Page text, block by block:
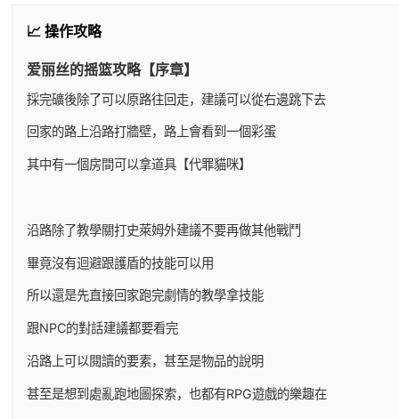
📈 操作攻略
爱丽丝的摇篮攻略【序章】
採完礦後除了可以原路往回走，建議可以從右邊跳下去
回家的路上沿路打牆壁，路上會看到一個彩蛋
其中有一個房間可以拿道具【代罪貓咪】
沿路除了教學關打史萊姆外建議不要再做其他戰鬥
畢竟沒有迴避跟護盾的技能可以用
所以還是先直接回家跑完劇情的教學拿技能
跟NPC的對話建議都要看完
沿路上可以閱讀的要素，甚至是物品的說明
甚至是想到處亂跑地圖探索，也都有RPG遊戲的樂趣在